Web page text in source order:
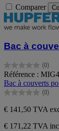
Comparer
Bac à
(0)
0.0
sur
5
étoiles.
Référence :
Bac à couverts
(0)
0.0
sur
5
étoiles.
€ 141,50 TVA
€ 171,22 TVA